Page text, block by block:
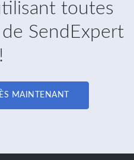
toutes
SendExpert
!
MAINTENANT